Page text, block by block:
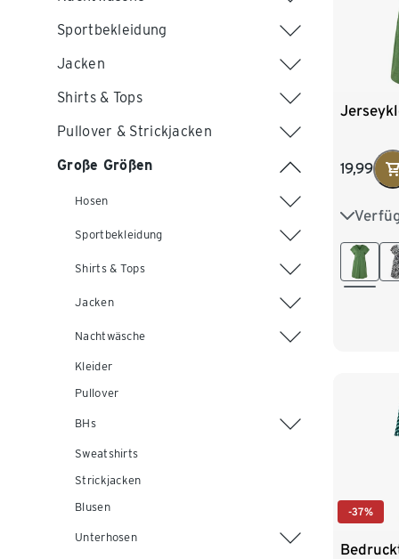
Sportbekleidung
Jacken
Shirts & Tops
Pullover & Strickjacken
Große Größen
Hosen
Sportbekleidung
Shirts & Tops
Jacken
Nachtwäsche
Kleider
Pullover
BHs
Sweatshirts
Strickjacken
Blusen
Unterhosen
19,99
S 36/38
L 44/46
-37%